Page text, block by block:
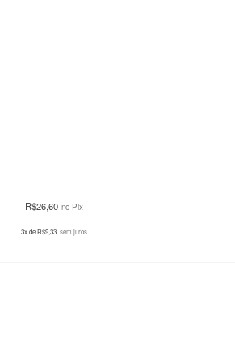
R$26,60 no Pix
3x deR$9,33 sem juros